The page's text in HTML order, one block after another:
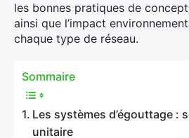
les bonnes pratiques de
ainsi que l’impact
chaque type de réseau.
Sommaire
Les systèmes d’égouttage :
unitaire